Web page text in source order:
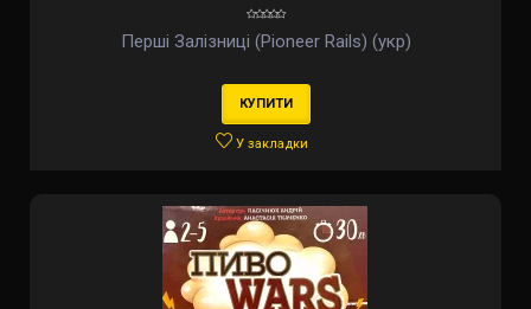
Перші Залізниці (Pioneer Rails) (укр)
КУПИТИ
У закладки